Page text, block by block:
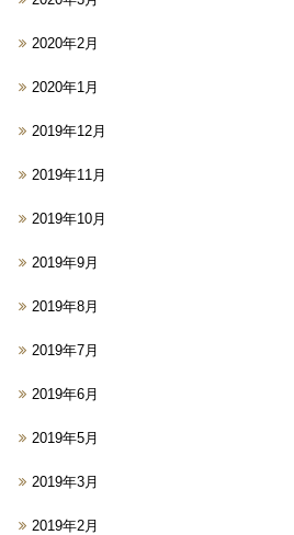
2020年2月
2020年1月
2019年12月
2019年11月
2019年10月
2019年9月
2019年8月
2019年7月
2019年6月
2019年5月
2019年3月
2019年2月